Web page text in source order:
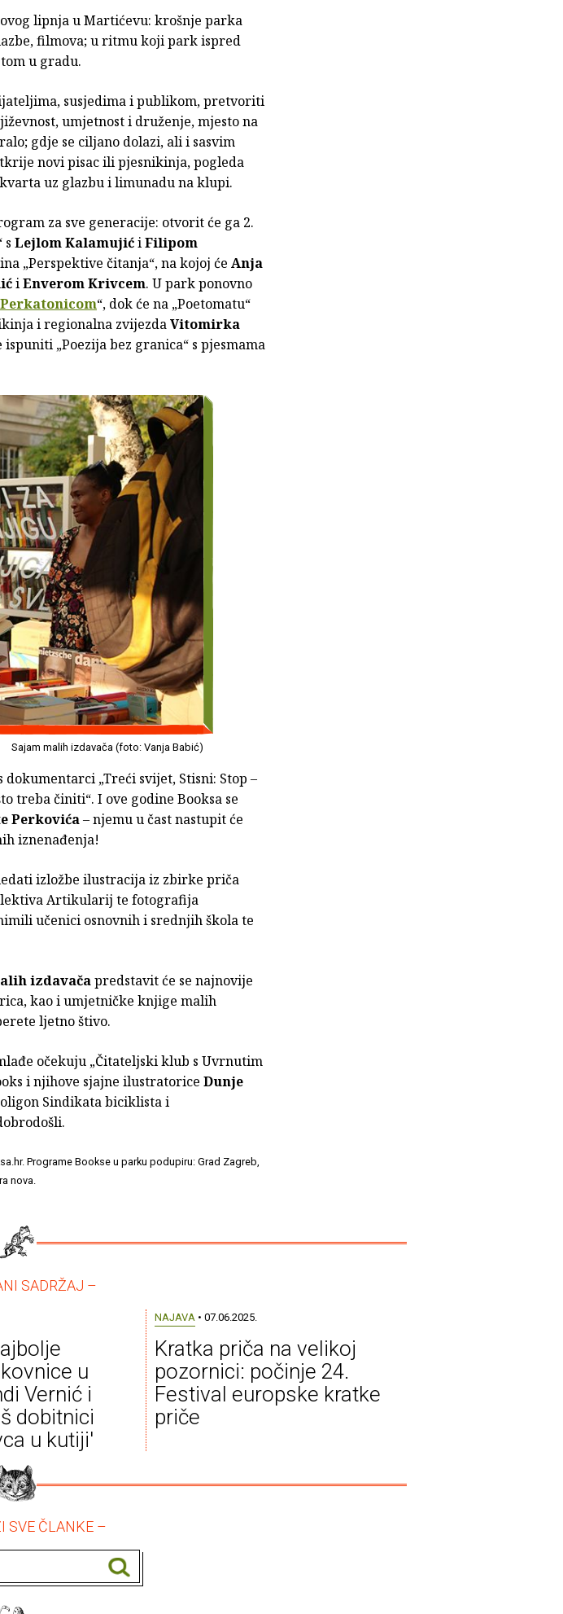
lipnja u Martićevu: krošnje parka
filmova; u ritmu koji park ispred
u gradu.
susjedima i publikom, pretvoriti
umjetnost i druženje, mjesto na
gdje se ciljano dolazi, ali i sasvim
novi pisac ili pjesnikinja, pogleda
uz glazbu i limunadu na klupi.
za sve generacije: otvorit će ga 2.
s Lejlom KalamujićiFilipom
„Perspektive čitanja“, na kojoj će Anja
iEnverom Krivcem. U park ponovno
Perkatonicom“, dok će na „Poetomatu“
i regionalna zvijezdaVitomirka
„Poezija bez granica“ s pjesmama
Sajam malih izdavača (foto: Vanja Babić)
„Treći svijet, Stisni: Stop –
treba činiti“. I ove godine Booksa se
Perkovića– njemu u čast nastupit će
iznenađenja!
izložbe ilustracija iz zbirke priča
Artikularij te fotografija
učenici osnovnih i srednjih škola te
izdavačapredstavit će se najnovije
kao i umjetničke knjige malih
ljetno štivo.
očekuju „Čitateljski klub s Uvrnutim
i njihove sjajne ilustratorice Dunje
Sindikata biciklista i
Programe Bookse u parku podupiru: Grad Zagreb,
nova.
SADRŽAJ –
u
Vernić i
dobitnici
u kutiji'
NAJAVA• 07.06.2025.
Kratka priča na velikoj
pozornici: počinje 24.
Festival europske kratke
priče
SVE ČLANKE –